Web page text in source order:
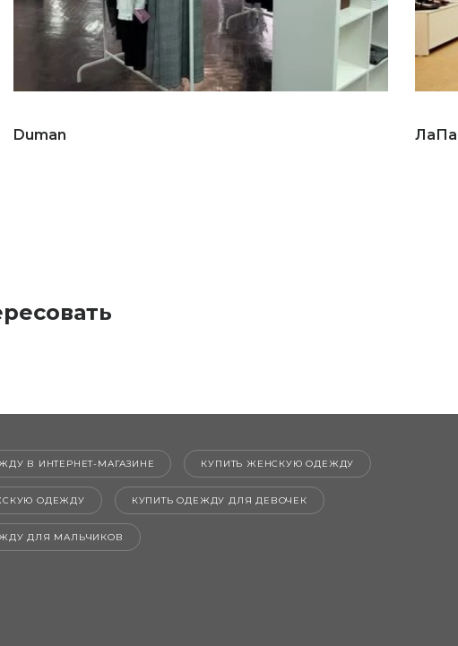
Duman
В ИНТЕРНЕТ-МАГАЗИНЕ КУПИТЬ ЖЕНСКУЮ ОДЕЖДУ
ОДЕЖДУ КУПИТЬ ОДЕЖДУ ДЛЯ ДЕВОЧЕК
ДЛЯ МАЛЬЧИКОВ